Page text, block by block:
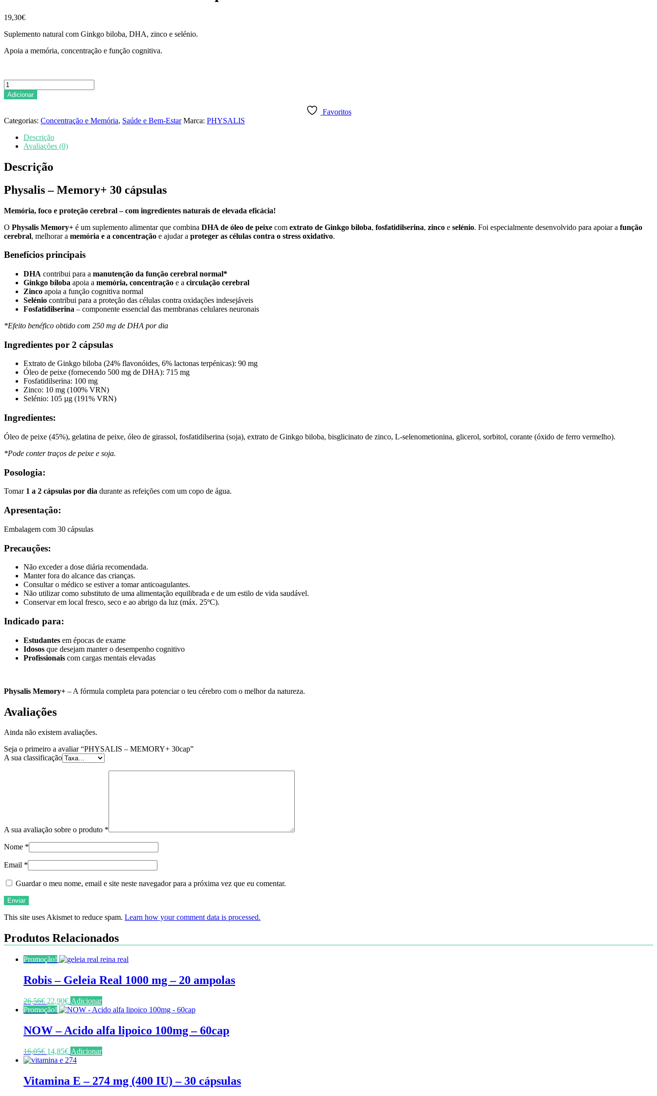
19,30€
Suplemento natural com Ginkgo biloba, DHA, zinco e selénio.
Apoia a memória, concentração e função cognitiva.
Quantidade
de
PHYSALIS
MEMORY+
30cap
Adicionar
Favoritos
Categorias: Concentração e Memória, Saúde e Bem-Estar Marca: PHYSALIS
Descrição
Avaliações (0)
Descrição
Physalis – Memory+ 30 cápsulas
Memória, foco e proteção cerebral – com ingredientes naturais de elevada eficácia!
O Physalis Memory+ é um suplemento alimentar que combina DHA de óleo de peixe com extrato de Ginkgo biloba, fosfatidilserina, zinco e selénio. Foi especialmente desenvolvido para apoiar a função
cerebral, melhorar a memória e a concentração e ajudar a proteger as células contra o stress oxidativo.
Benefícios principais
DHA contribui para a manutenção da função cerebral normal*
Ginkgo biloba apoia a memória, concentração e a circulação cerebral
Zinco apoia a função cognitiva normal
Selénio contribui para a proteção das células contra oxidações indesejáveis
Fosfatidilserina – componente essencial das membranas celulares neuronais
*Efeito benéfico obtido com 250 mg de DHA por dia
Ingredientes por 2 cápsulas
Extrato de Ginkgo biloba (24% flavonóides, 6% lactonas terpénicas): 90 mg
Óleo de peixe (fornecendo 500 mg de DHA): 715 mg
Fosfatidilserina: 100 mg
Zinco: 10 mg (100% VRN)
Selénio: 105 µg (191% VRN)
Ingredientes:
Óleo de peixe (45%), gelatina de peixe, óleo de girassol, fosfatidilserina (soja), extrato de Ginkgo biloba, bisglicinato de zinco, L-selenometionina, glicerol, sorbitol, corante (óxido de ferro vermelho).
*Pode conter traços de peixe e soja.
Posologia:
Tomar 1 a 2 cápsulas por dia durante as refeições com um copo de água.
Apresentação:
Embalagem com 30 cápsulas
Precauções:
Não exceder a dose diária recomendada.
Manter fora do alcance das crianças.
Consultar o médico se estiver a tomar anticoagulantes.
Não utilizar como substituto de uma alimentação equilibrada e de um estilo de vida saudável.
Conservar em local fresco, seco e ao abrigo da luz (máx. 25ºC).
Indicado para:
Estudantes em épocas de exame
Idosos que desejam manter o desempenho cognitivo
Profissionais com cargas mentais elevadas
Physalis Memory+ – A fórmula completa para potenciar o teu cérebro com o melhor da natureza.
Avaliações
Ainda não existem avaliações.
Seja o primeiro a avaliar “PHYSALIS – MEMORY+ 30cap”
A sua classificação
A sua avaliação sobre o produto *
Nome *
Email *
Guardar o meu nome, email e site neste navegador para a próxima vez que eu comentar.
This site uses Akismet to reduce spam. Learn how your comment data is processed.
Produtos Relacionados
Promoção!
Robis – Geleia Real 1000 mg – 20 ampolas
26,56€ O
preço
era:
26,56€.
22,90€O
preço
é:
22,90€.
Adicionar
Promoção!
NOW – Acido alfa lipoico 100mg – 60cap
16,05€ O
preço
era:
16,05€.
14,85€O
preço
é:
14,85€.
Adicionar
Vitamina E – 274 mg (400 IU) – 30 cápsulas